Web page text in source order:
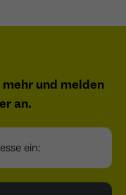
und melden
an.
ein: